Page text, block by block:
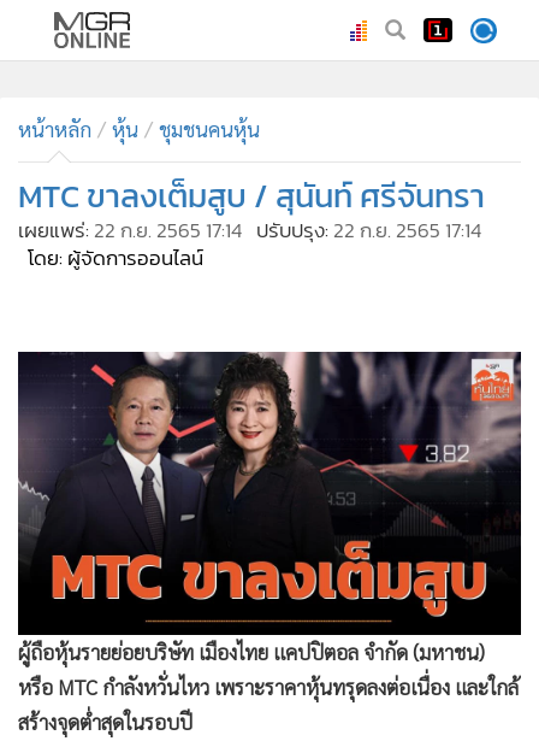
• ทันเหตุการณ์
• ภาคใต้
• ภูมิภาค
• Online Section
บันเทิง
• คอลัมนิสต์
CbizReview
Cyber BIZ
• ผู้จัดกวน
• Good health & Well-being
Green Innovation & SD
Management & HR
• MGR Live
• Infographic
• การเมือง
หน้าหลัก หุ้น ชุมชนคนหุ้น
MTC ขาลงเต็มสูบ / สุนันท์ ศรีจันทรา
เผยแพร่: 22 ก.ย. 2565 17:14 ปรับปรุง: 22 ก.ย. 2565 17:14
โดย: ผู้จัดการออนไลน์
ผู้ถือหุ้นรายย่อยบริษัท เมืองไทย แคปปิตอล จำกัด (มหาชน)
หรือ MTC กำลังหวั่นไหว เพราะราคาหุ้นทรุดลงต่อเนื่อง และใกล้
สร้างจุดต่ำสุดในรอบปี
MTC ย่ำฐานอยู่ระดับ 40 บาทต้นๆ มาพักใหญ่ แต่นับจากวันที่
13 กันยายนที่ผ่านมา ปักหัวลง และลงต่อเนื่อง 7 วันทำการ จน
เมื่อวันพุธ ระหว่างชั่วโมงซื้อขายทรุดลงต่ำสุดที่ 40 บาท ก่อนจะ
ขึ้นมาปิดที่ 40.50 บาท ลดลง 1.25 บาท มูลค่าซื้อขายทั้งสิ้น
1,080.40 ล้านบาท